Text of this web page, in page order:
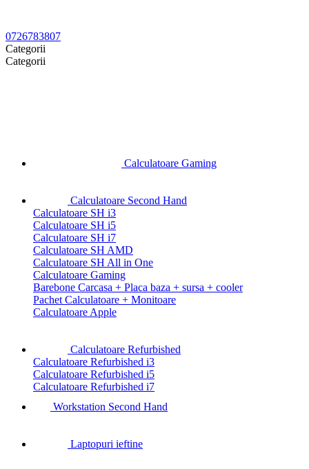
0726783807
Categorii
Categorii
Calculatoare Gaming
Calculatoare Second Hand
Calculatoare SH i3
Calculatoare SH i5
Calculatoare SH i7
Calculatoare SH AMD
Calculatoare SH All in One
Calculatoare Gaming
Barebone Carcasa + Placa baza + sursa + cooler
Pachet Calculatoare + Monitoare
Calculatoare Apple
Calculatoare Refurbished
Calculatoare Refurbished i3
Calculatoare Refurbished i5
Calculatoare Refurbished i7
Workstation Second Hand
Laptopuri ieftine